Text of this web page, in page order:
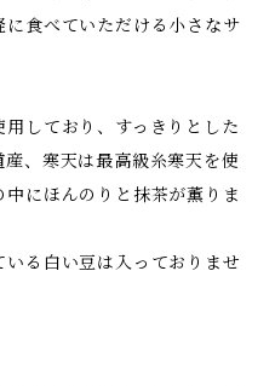
食べていただける小さなサ
しており、すっきりとした
、寒天は最高級糸寒天を使
にほんのりと抹茶が薫りま
る白い豆は入っておりませ